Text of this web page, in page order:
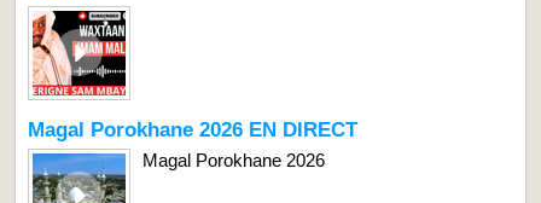
Magal Porokhane 2026 EN DIRECT
Magal Porokhane 2026